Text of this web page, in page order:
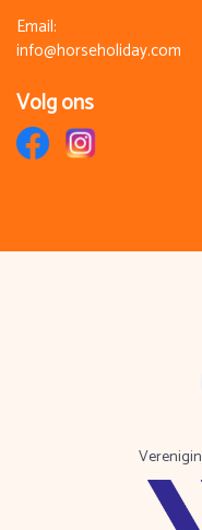
Email:
info@horseholiday.com
Volg ons